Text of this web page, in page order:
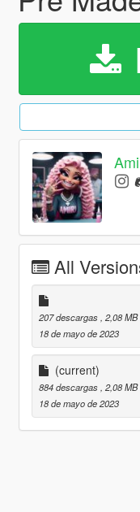
All
207 descargas , 2,08 MB
18 de mayo de 2023
(current)
884 descargas , 2,08 MB
18 de mayo de 2023